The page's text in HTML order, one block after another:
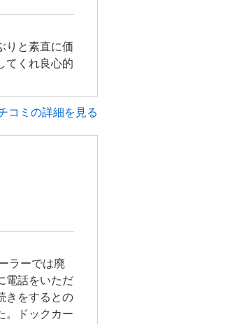
りと素直に価
てくれ良心的
コミの詳細を見る
ラーでは廃
電話をいただ
きをするとの
。ドックカー